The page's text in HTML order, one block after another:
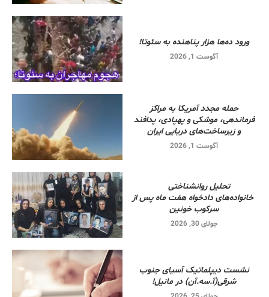
ورود ده‌ها هزار پناهنده به سئوتا!
آگوست 1, 2026
حمله مجدد آمریکا به مراکز
فرماندهی، موشکی و پهپادی، پدافند
و زیرساخت‌های دریایی ایران
آگوست 1, 2026
تحلیل روانشناختی
خانواده‌های دادخواه هفت ماه پس از
سرکوب خونین
جولای 30, 2026
نشست دیپلماتیک آسیای جنوب
شرقی‌(آ.سه.آن) در مانیل!